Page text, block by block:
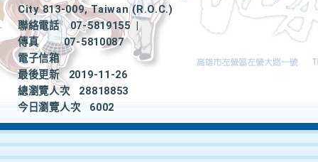
City 813-009, Taiwan (R.O.C.)
聯絡電話
07-5819155
|
傳真
07-5810087
電子信箱
最後更新
2019-11-26
總瀏覽人次
28818853
今日瀏覽人次
6002